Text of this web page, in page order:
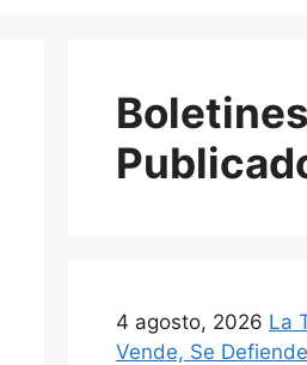
Boletines
4 agosto, 2026 La
Vende, Se Defiende